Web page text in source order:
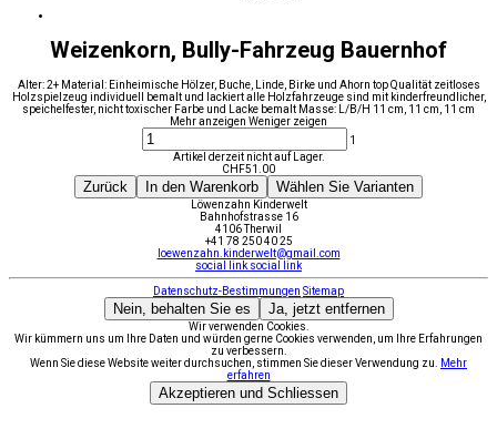
Weizenkorn, Bully-Fahrzeug Bauernhof
Alter: 2+ Material: Einheimische Hölzer, Buche, Linde, Birke und Ahorn top Qualität zeitloses
Holzspielzeug individuell bemalt und lackiert alle Holzfahrzeuge sind mit kinderfreundlicher,
speichelfester, nicht toxischer Farbe und Lacke bemalt Masse: L/B/H 11 cm, 11 cm, 11 cm
Mehr anzeigen Weniger zeigen
1
Artikel derzeit nicht auf Lager.
CHF51.00
Zurück In den Warenkorb Wählen Sie Varianten
Löwenzahn Kinderwelt
Bahnhofstrasse 16
4106 Therwil
+41 78 250 40 25
loewenzahn.kinderwelt@gmail.com
social link social link
Datenschutz-Bestimmungen Sitemap
Nein, behalten Sie es Ja, jetzt entfernen
Wir verwenden Cookies.
Wir kümmern uns um Ihre Daten und würden gerne Cookies verwenden, um Ihre Erfahrungen
zu verbessern.
Wenn Sie diese Website weiter durchsuchen, stimmen Sie dieser Verwendung zu.
Mehr
erfahren
Akzeptieren und Schliessen